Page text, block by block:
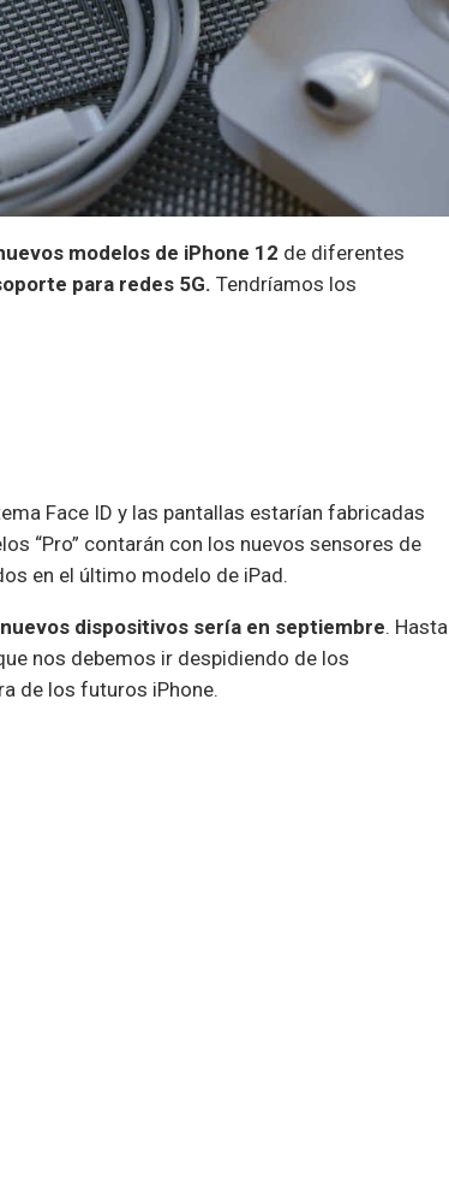
modelos de iPhone 12 de diferentes
para redes 5G. Tendríamos los
Face ID y las pantallas estarían fabricadas
“Pro” contarán con los nuevos sensores de
en el último modelo de iPad.
dispositivos sería en septiembre. Hasta
nos debemos ir despidiendo de los
de los futuros iPhone.